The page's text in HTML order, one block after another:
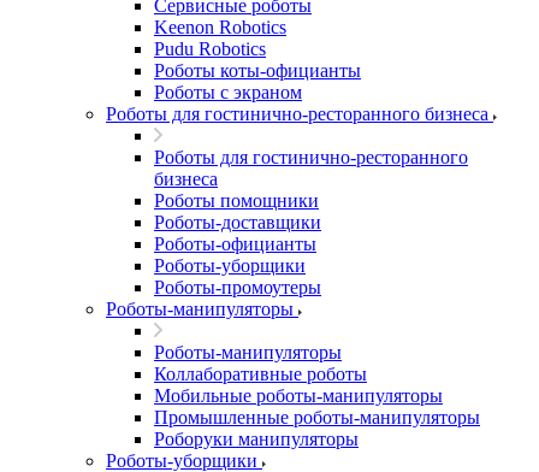
Сервисные роботы
Keenon Robotics
Pudu Robotics
Роботы коты-официанты
Роботы с экраном
Роботы для гостинично-ресторанного бизнеса
Роботы для гостинично-ресторанного
бизнеса
Роботы помощники
Роботы-доставщики
Роботы-официанты
Роботы-уборщики
Роботы-промоутеры
Роботы-манипуляторы
Роботы-манипуляторы
Коллаборативные роботы
Мобильные роботы-манипуляторы
Промышленные роботы-манипуляторы
Роборуки манипуляторы
Роботы-уборщики